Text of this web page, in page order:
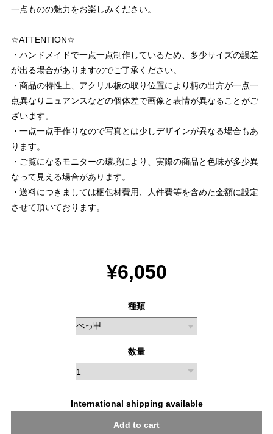
一点ものの魅力をお楽しみください。
☆ATTENTION☆
・ハンドメイドで一点一点制作しているため、多少サイズの誤差
が出る場合がありますのでご了承ください。
・商品の特性上、アクリル板の取り位置により柄の出方が一点一
点異なりニュアンスなどの個体差で画像と表情が異なることがご
ざいます。
・一点一点手作りなので写真とは少しデザインが異なる場合もあ
ります。
・ご覧になるモニターの環境により、実際の商品と色味が多少異
なって見える場合があります。
・送料につきましては梱包材費用、人件費等を含めた金額に設定
させて頂いております。
¥6,050
種類
数量
International shipping available
Add to cart